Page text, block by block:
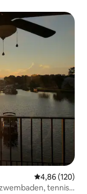
Gemiddelde
4,86 (120)
tennis,